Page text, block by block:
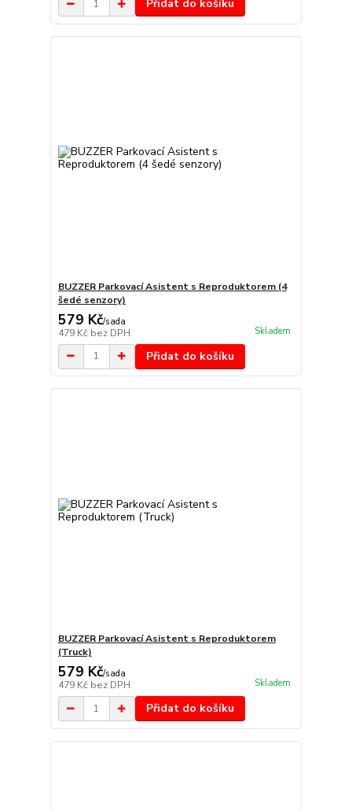
Přidat do košíku
BUZZER Parkovací Asistent s Reproduktorem (4
šedé senzory)
579 Kč/sada
479 Kč bez DPH Skladem
Přidat do košíku
BUZZER Parkovací Asistent s Reproduktorem
(Truck)
579 Kč/sada
479 Kč bez DPH Skladem
Přidat do košíku